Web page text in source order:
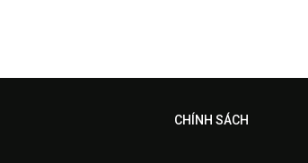
CHÍNH SÁCH